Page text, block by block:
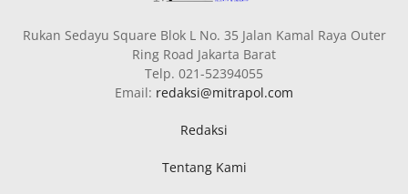
Rukan Sedayu Square Blok L No. 35 Jalan Kamal Raya Outer
Ring Road Jakarta Barat
Telp. 021-52394055
Email: redaksi@mitrapol.com
Redaksi
Tentang Kami